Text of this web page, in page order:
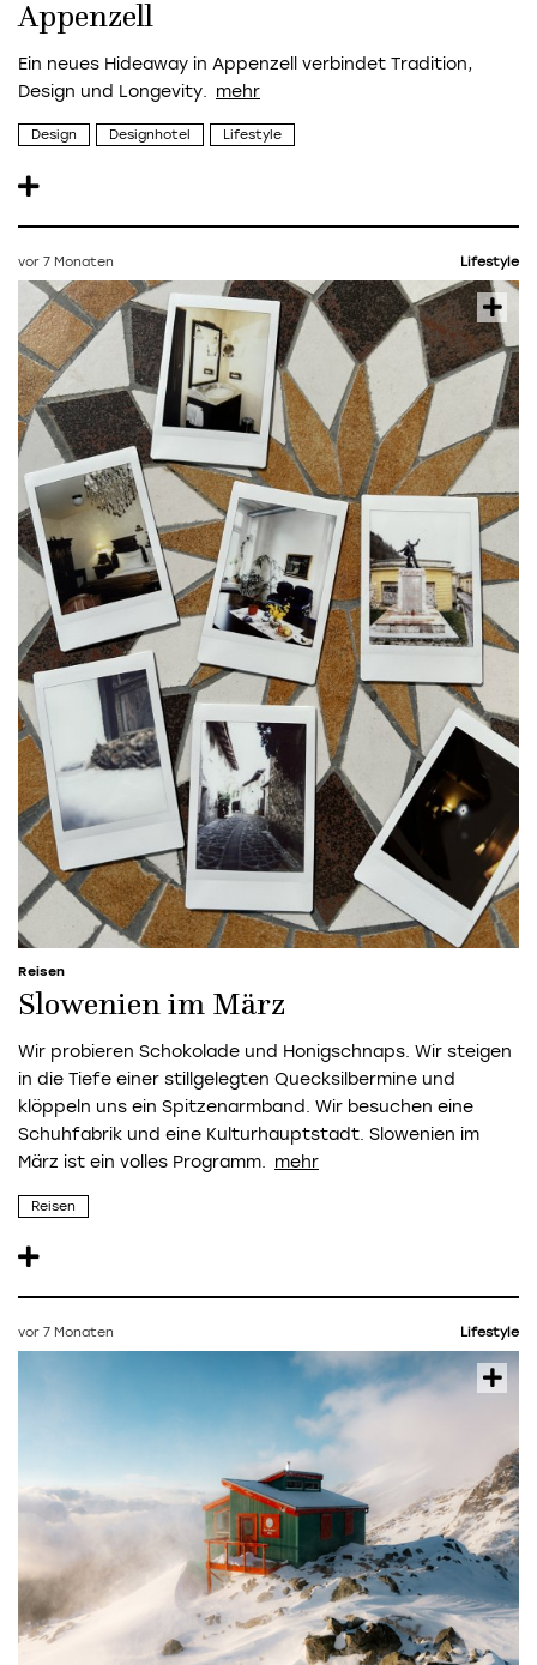
Appenzell
Ein neues Hideaway in Appenzell verbindet Tradition,
Design und Longevity.
Design Designhotel Lifestyle
vor 7 Monaten Lifestyle
Reisen
Slowenien im März
Wir probieren Schokolade und Honigschnaps. Wir steigen
in die Tiefe einer stillgelegten Quecksilbermine und
klöppeln uns ein Spitzenarmband. Wir besuchen eine
Schuhfabrik und eine Kulturhauptstadt. Slowenien im
März ist ein volles Programm.
Reisen
vor 7 Monaten Lifestyle